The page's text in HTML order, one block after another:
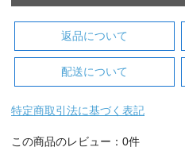
返品について
配送について
特定商取引法に基づく表記
この商品のレビュー：0件